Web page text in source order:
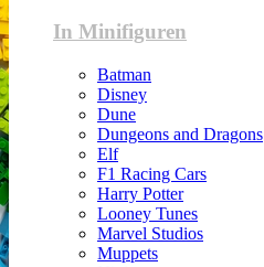
In Minifiguren
Batman
Disney
Dune
Dungeons and Dragons
Elf
F1 Racing Cars
Harry Potter
Looney Tunes
Marvel Studios
Muppets